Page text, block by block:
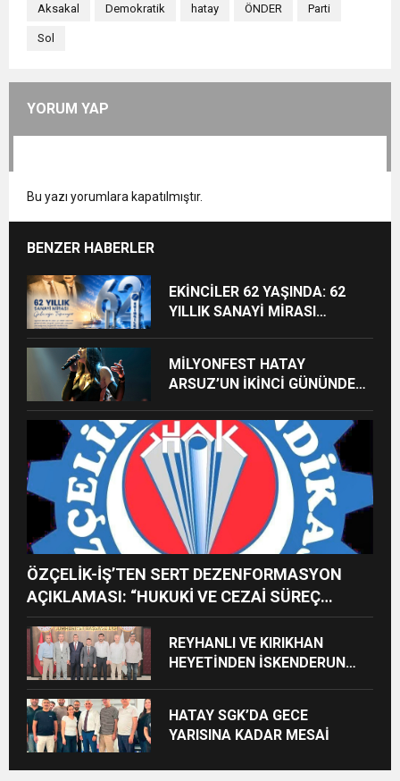
Aksakal Demokratik hatay ÖNDER Parti
Sol
YORUM YAP
Bu yazı yorumlara kapatılmıştır.
BENZER HABERLER
EKİNCİLER 62 YAŞINDA: 62
YILLIK SANAYİ MİRASI
MİLYONFEST HATAY
ARSUZ’UN İKİNCİ GÜNÜNDE
ALACAK
ÖZÇELİK-İŞ’TEN SERT DEZENFORMASYON
AÇIKLAMASI: “HUKUKİ VE CEZAİ SÜREÇ
BAŞLATILDI”
REYHANLI VE KIRIKHAN
HEYETİNDEN İSKENDERUN
HATAY SGK’DA GECE
YARISINA KADAR MESAİ